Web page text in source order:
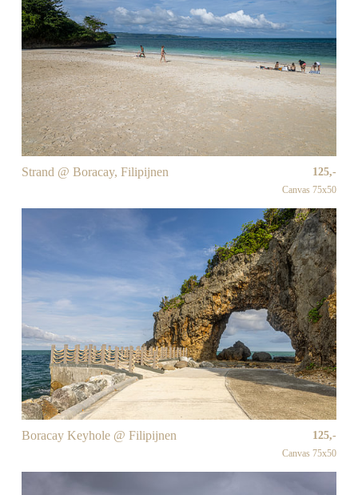
Strand @ Boracay, Filipijnen 125,-
Canvas 75x50
Boracay Keyhole @ Filipijnen 125,-
Canvas 75x50